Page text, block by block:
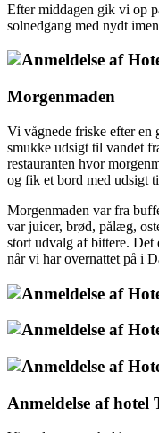
Efter middagen gik vi op
solnedgang med nydt
Morgenmaden
Vi vågnede friske efter en
smukke udsigt til vandet
restauranten hvor
og fik et bord med udsigt
Morgenmaden var fra
var juicer, brød, pålæg,
stort udvalg af bittere. Det
når vi har overnattet på i
Anmeldelse af hotel